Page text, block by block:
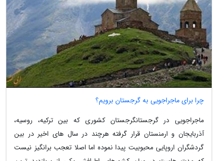
چرا برای ماجراجویی به گرجستان برویم؟
ماجراجویی در گرجستانگرجستان کشوری که بین ترکیه، روسیه،
آذربایجان و ارمنستان قرار گرفته هرچند در سال های اخیر در بین
گردشگران اروپایی محبوبیت پیدا نموده اما اصلا تعجب برانگیز نیست